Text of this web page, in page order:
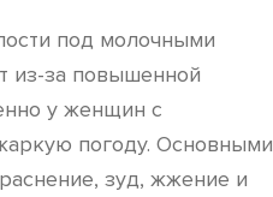
под молочными
из-за повышенной
у женщин с
погоду. Основными
зуд, жжение и